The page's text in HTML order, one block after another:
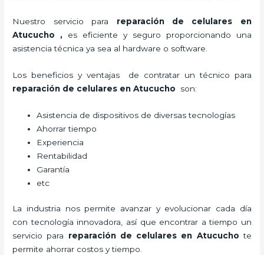
Nuestro servicio para reparación de celulares en
Atucucho
, es eficiente y seguro proporcionando una
asistencia técnica ya sea al hardware o software.
Los beneficios y ventajas de contratar un técnico para
reparación de celulares en Atucucho son:
Asistencia de dispositivos de diversas tecnologías
Ahorrar tiempo
Experiencia
Rentabilidad
Garantía
etc
La industria nos permite avanzar y evolucionar cada día
con tecnología innovadora, así que encontrar a tiempo un
servicio para reparación de celulares en Atucucho te
permite ahorrar costos y tiempo.